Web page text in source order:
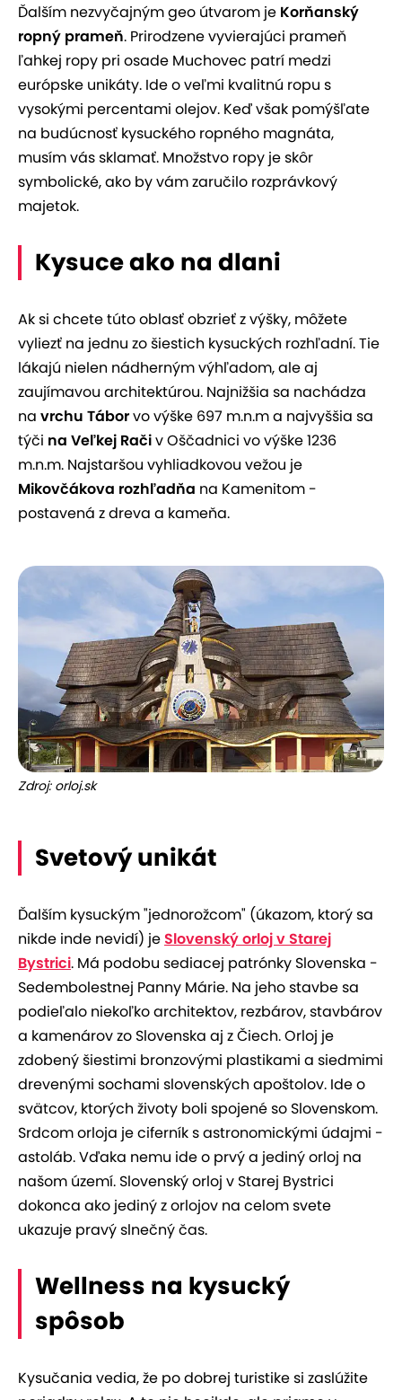
Ďalším nezvyčajným geo útvarom je Korňanský
ropný prameň. Prirodzene vyvierajúci prameň
ľahkej ropy pri osade Muchovec patrí medzi
európske unikáty. Ide o veľmi kvalitnú ropu s
vysokými percentami olejov. Keď však pomýšľate
na budúcnosť kysuckého ropného magnáta,
musím vás sklamať. Množstvo ropy je skôr
symbolické, ako by vám zaručilo rozprávkový
majetok.
Kysuce ako na dlani
Ak si chcete túto oblasť obzrieť z výšky, môžete
vyliezť na jednu zo šiestich kysuckých rozhľadní. Tie
lákajú nielen nádherným výhľadom, ale aj
zaujímavou architektúrou. Najnižšia sa nachádza
na vrchu Táborvo výške 697 m.n.m a najvyššia sa
týči na Veľkej Račiv Oščadnici vo výške 1236
m.n.m. Najstaršou vyhliadkovou vežou je
Mikovčákova rozhľadňa na Kamenitom -
postavená z dreva a kameňa.
Zdroj: orloj.sk
Svetový unikát
Ďalším kysuckým "jednorožcom" (úkazom, ktorý sa
nikde inde nevidí) je Slovenský orloj v Starej
Bystrici. Má podobu sediacej patrónky Slovenska -
Sedembolestnej Panny Márie. Na jeho stavbe sa
podieľalo niekoľko architektov, rezbárov, stavbárov
a kamenárov zo Slovenska aj z Čiech. Orloj je
zdobený šiestimi bronzovými plastikami a siedmimi
drevenými sochami slovenských apoštolov. Ide o
svätcov, ktorých životy boli spojené so Slovenskom.
Srdcom orloja je ciferník s astronomickými údajmi -
astoláb. Vďaka nemu ide o prvý a jediný orloj na
našom území. Slovenský orloj v Starej Bystrici
dokonca ako jediný z orlojov na celom svete
ukazuje pravý slnečný čas.
Wellness na kysucký
spôsob
Kysučania vedia, že po dobrej turistike si zaslúžite